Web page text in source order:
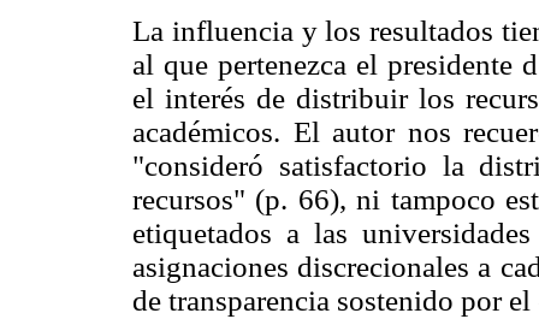
La influencia y los resultados
al que pertenezca el presidente
el interés de distribuir los
académicos. El autor nos
"consideró satisfactorio la
recursos" (p. 66), ni tampoco
etiquetados a las
asignaciones discrecionales a
de transparencia sostenido por